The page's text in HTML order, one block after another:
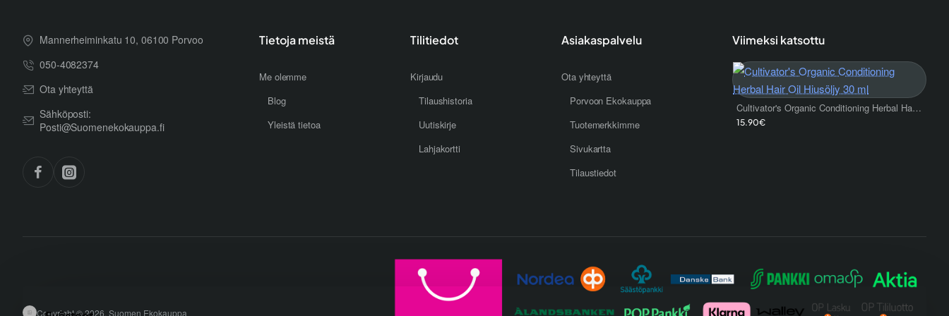
Mannerheiminkatu 10, 06100 Porvoo
050-4082374
Ota yhteyttä
Sähköposti:
Posti@Suomenekokauppa.fi
Tietoja meistä
Me olemme
Blog
Yleistä tietoa
Tilitiedot
Kirjaudu
Tilaushistoria
Uutiskirje
Lahjakortti
Asiakaspalvelu
Ota yhteyttä
Porvoon Ekokauppa
Tuotemerkkimme
Sivukartta
Tilaustiedot
Viimeksi katsottu
Cultivator's Organic Conditioning Herbal Hair Oil Hiusöljy 30 ml
15.90€
Copyright © 2026, Suomen Ekokauppa